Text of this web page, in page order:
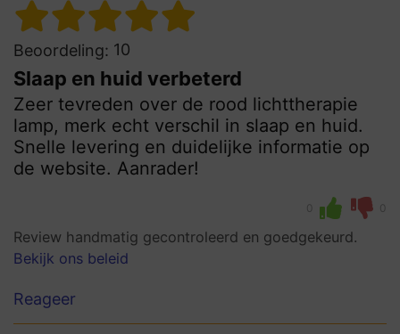
Beoordeling: 10
Slaap en huid verbeterd
Zeer tevreden over de rood lichttherapie
lamp, merk echt verschil in slaap en huid.
Snelle levering en duidelijke informatie op
de website. Aanrader!
0 0
Review handmatig gecontroleerd en goedgekeurd.
Bekijk ons beleid
Reageer